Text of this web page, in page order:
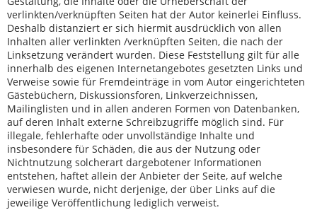
verlinkten/verknüpften Seiten hat der Autor keinerlei Einfluss.
Deshalb distanziert er sich hiermit ausdrücklich von allen
Inhalten aller verlinkten /verknüpften Seiten, die nach der
Linksetzung verändert wurden. Diese Feststellung gilt für alle
innerhalb des eigenen Internetangebotes gesetzten Links und
Verweise sowie für Fremdeinträge in vom Autor eingerichteten
Gästebüchern, Diskussionsforen, Linkverzeichnissen,
Mailinglisten und in allen anderen Formen von Datenbanken,
auf deren Inhalt externe Schreibzugriffe möglich sind. Für
illegale, fehlerhafte oder unvollständige Inhalte und
insbesondere für Schäden, die aus der Nutzung oder
Nichtnutzung solcherart dargebotener Informationen
entstehen, haftet allein der Anbieter der Seite, auf welche
verwiesen wurde, nicht derjenige, der über Links auf die
jeweilige Veröffentlichung lediglich verweist.